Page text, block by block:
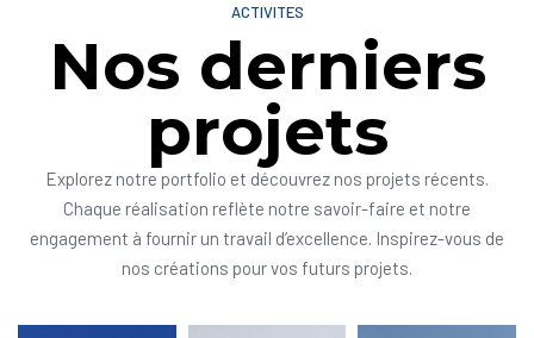
ACTIVITES
Nos derniers
projets
Explorez notre portfolio et découvrez nos projets récents.
Chaque réalisation reflète notre savoir-faire et notre
engagement à fournir un travail d’excellence. Inspirez-vous de
nos créations pour vos futurs projets.